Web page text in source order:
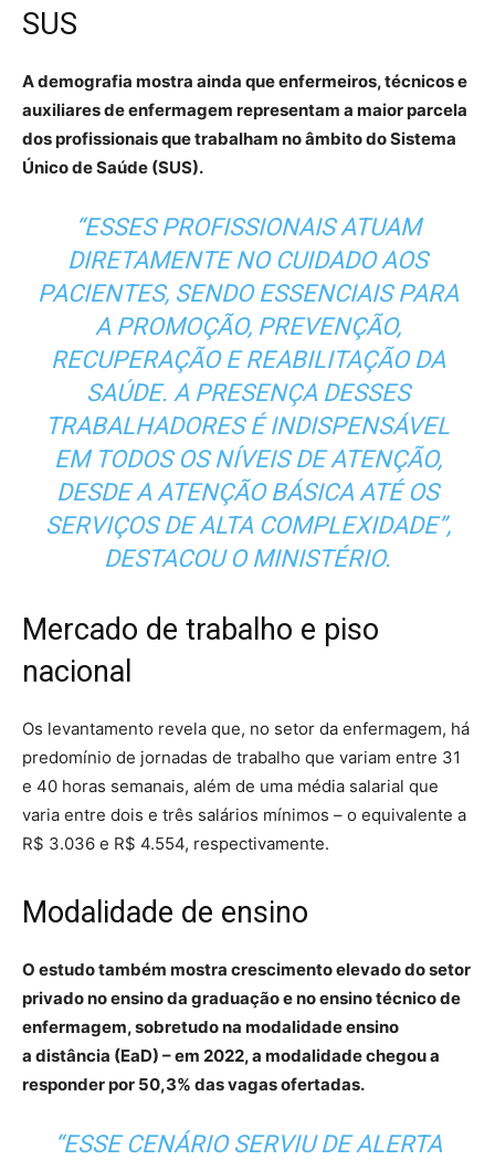
SUS
A demografia mostra ainda que enfermeiros, técnicos e
auxiliares de enfermagem representam a maior parcela
dos profissionais que trabalham no âmbito do Sistema
Único de Saúde (SUS).
“ESSES PROFISSIONAIS ATUAM
DIRETAMENTE NO CUIDADO AOS
PACIENTES, SENDO ESSENCIAIS PARA
A PROMOÇÃO, PREVENÇÃO,
RECUPERAÇÃO E REABILITAÇÃO DA
SAÚDE. A PRESENÇA DESSES
TRABALHADORES É INDISPENSÁVEL
EM TODOS OS NÍVEIS DE ATENÇÃO,
DESDE A ATENÇÃO BÁSICA ATÉ OS
SERVIÇOS DE ALTA COMPLEXIDADE”,
DESTACOU O MINISTÉRIO.
Mercado de trabalho e piso
nacional
Os levantamento revela que, no setor da enfermagem, há
predomínio de jornadas de trabalho que variam entre 31
e 40 horas semanais, além de uma média salarial que
varia entre dois e três salários mínimos – o equivalente a
R$ 3.036 e R$ 4.554, respectivamente.
Modalidade de ensino
O estudo também mostra crescimento elevado do setor
privado no ensino da graduação e no ensino técnico de
enfermagem, sobretudo na modalidade ensino
a distância (EaD) – em 2022, a modalidade chegou a
responder por 50,3% das vagas ofertadas.
“ESSE CENÁRIO SERVIU DE ALERTA